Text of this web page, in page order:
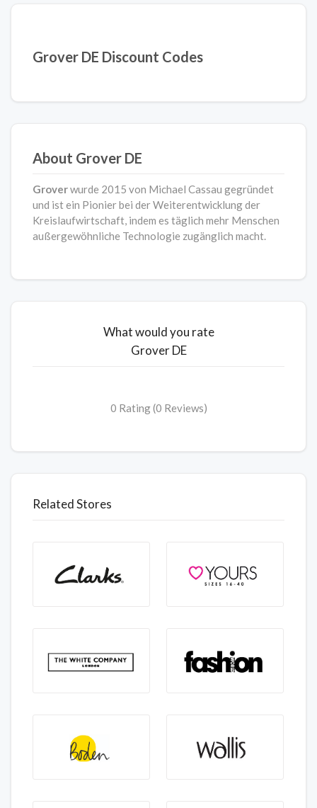
Grover DE Discount Codes
About Grover DE
Groverwurde 2015 von Michael Cassau gegründet
und ist ein Pionier bei der Weiterentwicklung der
Kreislaufwirtschaft, indem es täglich mehr Menschen
außergewöhnliche Technologie zugänglich macht.
What would you rate
Grover DE
0 Rating (0 Reviews)
Related Stores